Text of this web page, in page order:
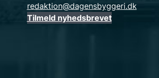
redaktion@dagensbyggeri.dk
Tilmeld nyhedsbrevet